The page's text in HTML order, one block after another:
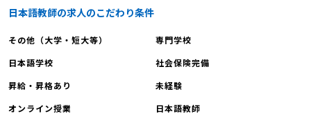
を認識し、慎重に記入しましょう。
それでは「履歴書の基本的な書き方」
をご紹介していきます。パーツごとに
歴書を書く際の参考にしてください
ね。 【日本語教師への転職｜履歴書
日本語教師の求人のこだわり条件
その他（大学・短大等）
専門学校
日本語学校
社会保険完備
昇給・昇格あり
未経験
オンライン授業
日本語教師